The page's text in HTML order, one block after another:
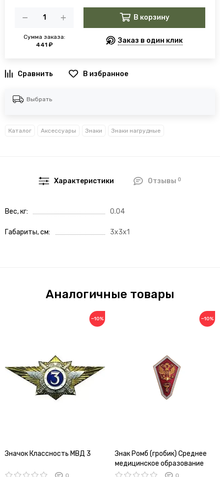
Сумма заказа:
441 ₽
В корзину
Заказ в один клик
В избранное
Выбрать
Каталог Аксессуары Знаки Знаки нагрудные
Характеристики Отзывы 0
Вес, кг 0.04
Габариты, см 3x3x1
Аналогичные товары
−10%
Значок Классность МВД 3
−10%
Знак Ромб (гробик) Среднее
медицинское образование